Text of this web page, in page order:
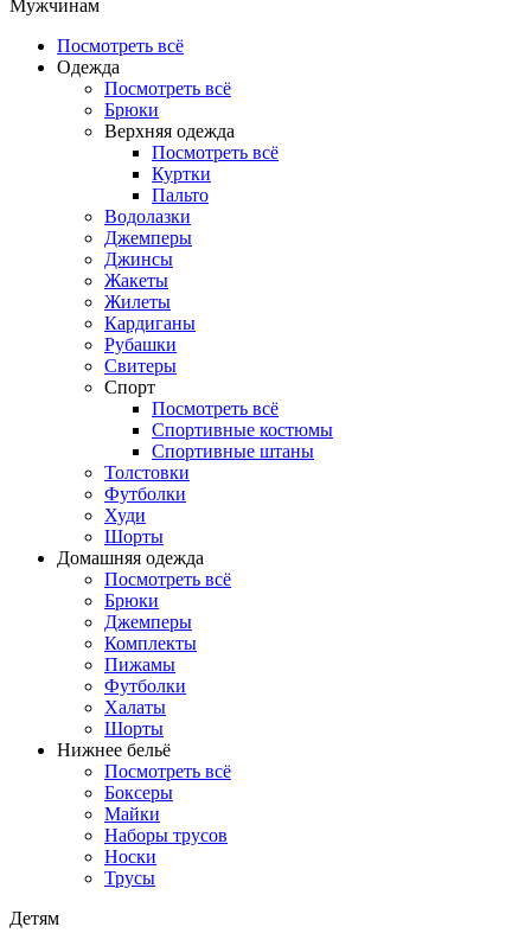
Мужчинам
Посмотреть всё
Одежда
Посмотреть всё
Брюки
Верхняя одежда
Посмотреть всё
Куртки
Пальто
Водолазки
Джемперы
Джинсы
Жакеты
Жилеты
Кардиганы
Рубашки
Свитеры
Спорт
Посмотреть всё
Спортивные костюмы
Спортивные штаны
Толстовки
Футболки
Худи
Шорты
Домашняя одежда
Посмотреть всё
Брюки
Джемперы
Комплекты
Пижамы
Футболки
Халаты
Шорты
Нижнее бельё
Посмотреть всё
Боксеры
Майки
Наборы трусов
Носки
Трусы
Детям